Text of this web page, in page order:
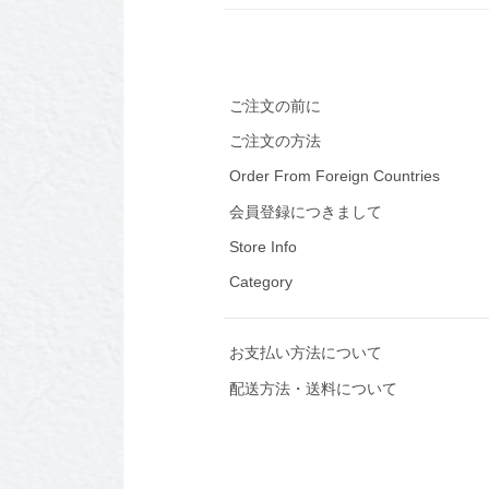
ご注文の前に
ご注文の方法
Order From Foreign Countries
会員登録につきまして
Store Info
Category
お支払い方法について
配送方法・送料について